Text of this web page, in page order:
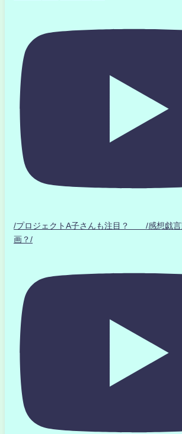
/プロジェクトA子さんも注目？ /感想戯言
画？/